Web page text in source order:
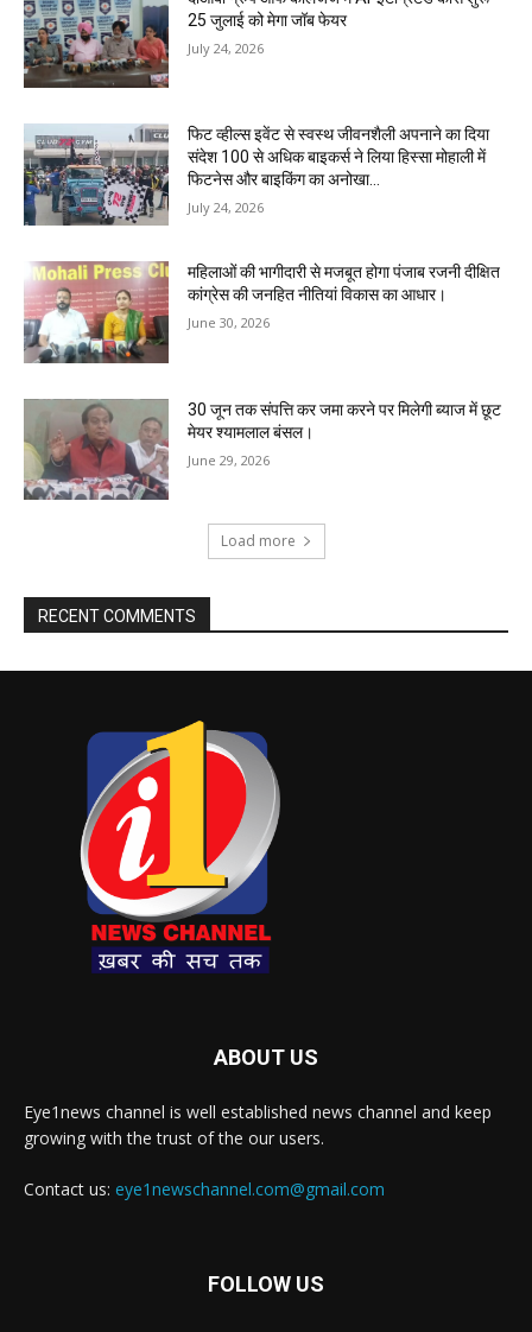
25 जुलाई को मेगा जॉब फेयर
July 24, 2026
फिट व्हील्स इवेंट से स्वस्थ जीवनशैली अपनाने का दिया
संदेश 100 से अधिक बाइकर्स ने लिया हिस्सा मोहाली में
फिटनेस और बाइकिंग का अनोखा...
July 24, 2026
महिलाओं की भागीदारी से मजबूत होगा पंजाब रजनी दीक्षित
कांग्रेस की जनहित नीतियां विकास का आधार।
June 30, 2026
30 जून तक संपत्ति कर जमा करने पर मिलेगी ब्याज में छूट
मेयर श्यामलाल बंसल।
June 29, 2026
Load more
RECENT COMMENTS
ABOUT US
Eye1news channel is well established news channel and keep
growing with the trust of the our users.
Contact us: eye1newschannel.com@gmail.com
FOLLOW US